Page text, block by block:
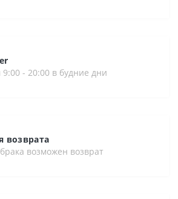
9:00 - 20:00 в будние дни
возврата
возможен возврат